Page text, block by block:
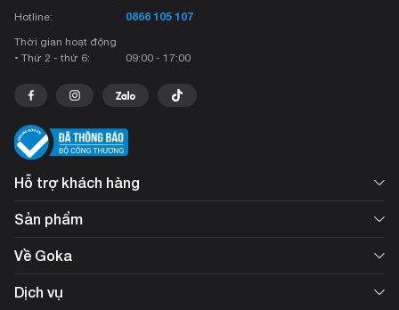
Hotline:
0866 105 107
Thời gian hoạt động
• Thứ 2 - thứ 6:
09:00 - 17:00
Hỗ trợ khách hàng
Sản phẩm
Về Goka
Dịch vụ